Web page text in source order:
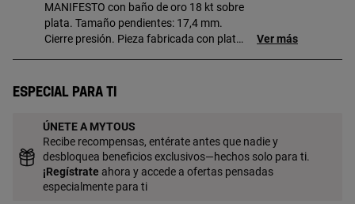
MANIFESTO con baño de oro 18 kt sobre
plata. Tamaño pendientes: 17,4 mm.
Cierre presión. Pieza fabricada con plata
garantiza una mayor durabilidad de la
Ver más
Especial para ti
ÚNETE A MYTOUS
Recibe recompensas, entérate antes que nadie y
desbloquea beneficios exclusivos—hechos solo para ti.
¡Regístrate ahora y accede a ofertas pensadas
especialmente para ti